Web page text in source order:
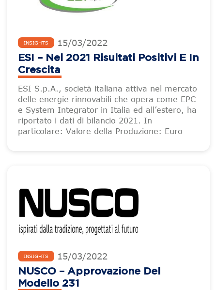
INSIGHTS 15/03/2022
ESI – Nel 2021 Risultati Positivi E In
Crescita
ESI S.p.A., società italiana attiva nel mercato
delle energie rinnovabili che opera come EPC
e System Integrator in Italia ed all’estero, ha
riportato i dati di bilancio 2021. In
particolare: Valore della Produzione: Euro
INSIGHTS 15/03/2022
NUSCO – Approvazione Del
Modello 231